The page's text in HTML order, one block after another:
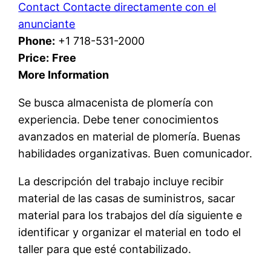
Contact Contacte directamente con el
anunciante
Phone: +1 718-531-2000
Price: Free
More Information
Se busca almacenista de plomería con
experiencia. Debe tener conocimientos
avanzados en material de plomería. Buenas
habilidades organizativas. Buen comunicador.
La descripción del trabajo incluye recibir
material de las casas de suministros, sacar
material para los trabajos del día siguiente e
identificar y organizar el material en todo el
taller para que esté contabilizado.